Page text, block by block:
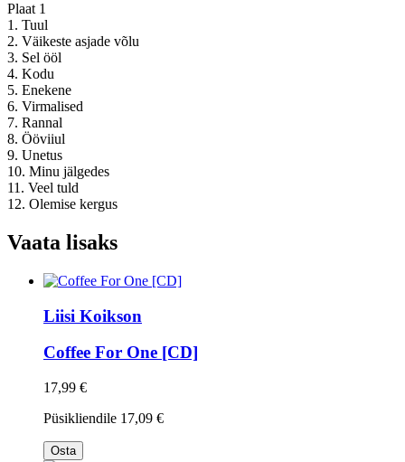
Plaat 1
1. Tuul
2. Väikeste asjade võlu
3. Sel ööl
4. Kodu
5. Enekene
6. Virmalised
7. Rannal
8. Ööviiul
9. Unetus
10. Minu jälgedes
11. Veel tuld
12. Olemise kergus
Vaata lisaks
Liisi Koikson
Coffee For One [CD]
17,99 €
Püsikliendile 17,09 €
Osta